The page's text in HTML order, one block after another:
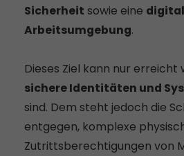
Sicherheit sowie eine
Arbeitsumgebung.
Dieses Ziel kann nur erreicht
sichere Identitäten und
sind. Dem steht jedoch die
entgegen, komplexe
Zutrittsberechtigungen von